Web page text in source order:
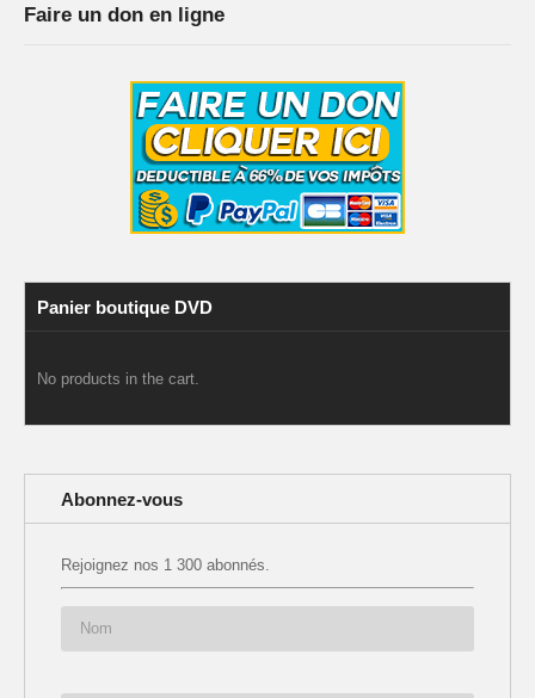
Faire un don en ligne
Panier boutique DVD
No products in the cart.
Abonnez-vous
Rejoignez nos 1 300 abonnés.